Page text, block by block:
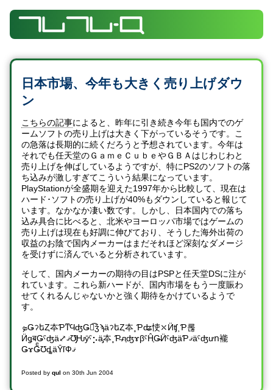
日本市場、今年も大きく売り上げダウ
ン
こちらの記事によると、昨年に引き続き今年も国内でのゲ
ームソフトの売り上げは大きく下がっているそうです。こ
の急落は長期的に続くだろうと予想されています。今年は
それでも任天堂のＧａｍｅＣｕｂｅやＧＢＡはじわじわと
売り上げを伸ばしているようですが、特にPS2のソフトの落
ち込みが激しすぎてこういう結果になっています。
PlayStationが全盛期を迎えた1997年から比較して、現在は
ハード･ソフトの売り上げが40%もダウンしていると報じて
います。なかなか凄い数です。しかし、日本国内での落ち
込み具合に比べると、北米やヨーロッパ市場ではゲームの
売り上げは現在も好調に伸びており、そうした海外出荷の
収益のお陰で国内メーカーはまだそれほど深刻なダメージ
を受けずに済んでいると分析されています。
そして、国内メーカーの期待の目はPSPと任天堂DSに注が
れています。これら新ハードが、国内市場をもう一度賑わ
せてくれるんじゃないかと強く期待をかけているようで
す。
ܤǤॽեȤ夲ƤͳϤʤǤ礦͡ǯϡäॽեȤ夲˳Ƥʥ㤦⤬Ӥʧ˲Ƥ롢
ӤǥबǤˤʤä⤢ޤƱ̡ͤǶȳˤ⡢ä̡夲˳Ƥ̶л֤ʤɤβˤĤ֤Ǥ̵ӤˤʤäƤޤäˤʤưո褦
ǤɤǤͤƱȡäȲľФޤ
Posted byqul on30th Jun 2004